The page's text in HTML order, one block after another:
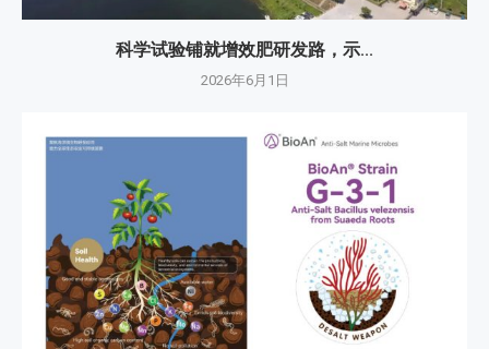
科学试验铺就增效肥研发路，示...
2026年6月1日